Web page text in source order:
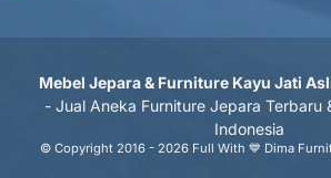
Mebel Jepara & Furniture Kayu Jati
- Jual Aneka Furniture Jepara Terbaru
Indonesia
© Copyright 2016 - 2026 Full With 💙 Dima